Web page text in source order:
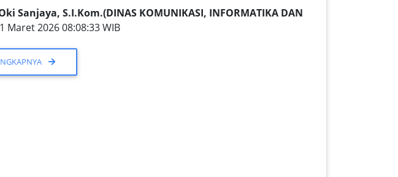
Sanjaya, S.I.Kom.(DINAS KOMUNIKASI, INFORMATIKA DAN
Maret 2026 08:08:33 WIB